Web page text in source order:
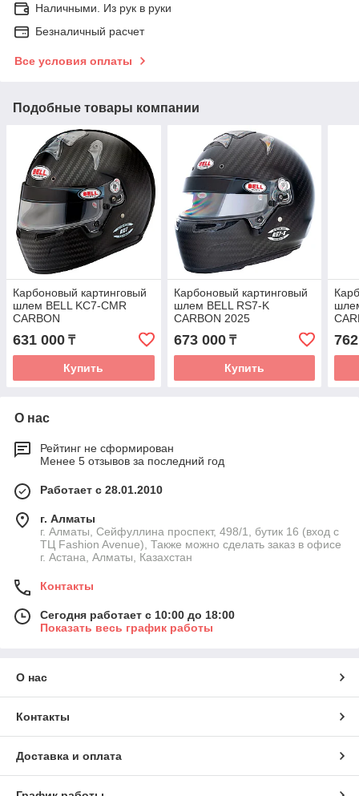
Наличными. Из рук в руки
Безналичный расчет
Все условия оплаты
Подобные товары компании
Карбоновый картинговый
шлем BELL KC7-CMR
CARBON
631 000 ₸
Купить
Карбоновый картинговый
шлем BELL RS7-K
CARBON 2025
673 000₸
Купить
О нас
Рейтинг не сформирован
Менее 5 отзывов за последний год
Работает с 28.01.2010
г. Алматы
г. Алматы, Сейфуллина проспект, 498/1, бутик 16 (вход с
ТЦ Fashion Avenue), Также можно сделать заказ в офисе
г. Астана, Алматы, Казахстан
Контакты
Сегодня работает с 10:00 до 18:00
Показать весь график работы
О нас
Контакты
Доставка и оплата